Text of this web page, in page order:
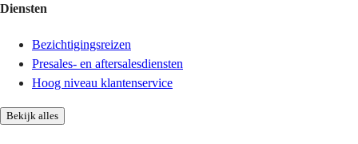
Diensten
Bezichtigingsreizen
Presales- en aftersalesdiensten
Hoog niveau klantenservice
Bekijk alles